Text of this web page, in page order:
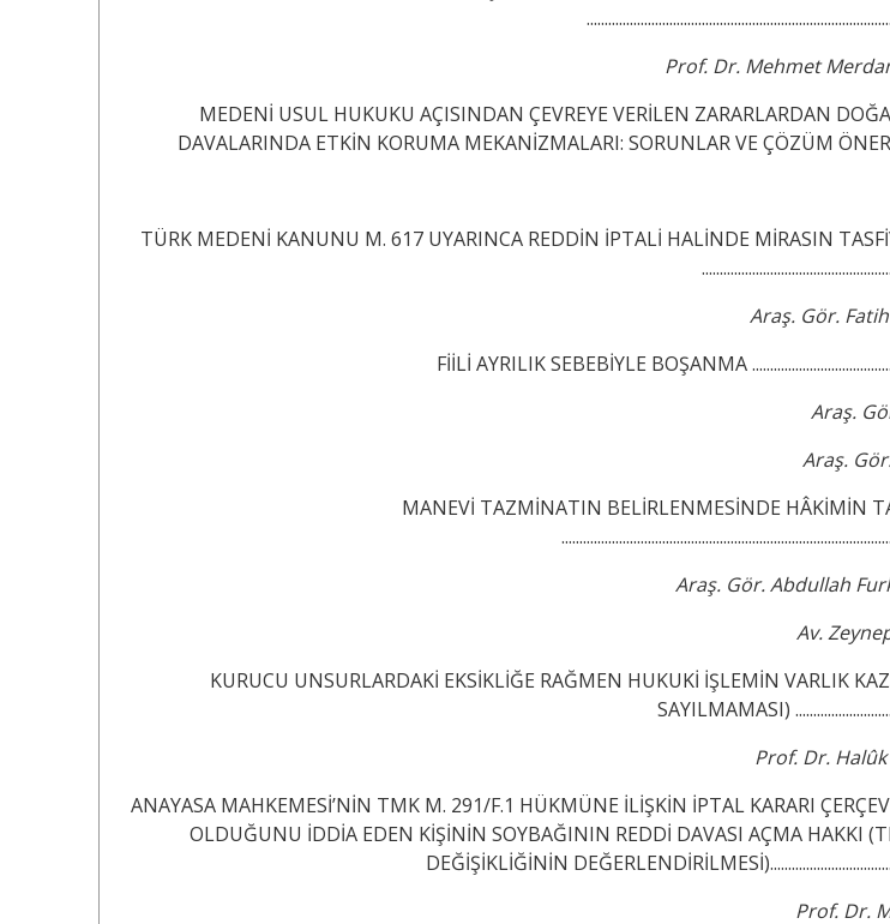
Prof. Dr. Mehmet
MEDENİ USUL HUKUKU AÇISINDAN ÇEVREYE VERİLEN ZARARLARDAN
DAVALARINDA ETKİN KORUMA MEKANİZMALARI: SORUNLAR VE ÇÖZÜM
TÜRK MEDENİ KANUNU M. 617 UYARINCA REDDİN İPTALİ HALİNDE MİRASIN
Araş. Gör. Fatih
FİİLİ AYRILIK SEBEBİYLE BOŞANMA
Araş.
Araş.
MANEVİ TAZMİNATIN BELİRLENMESİNDE HÂKİMİN
Araş. Gör. Abdullah
Av.
KURUCU UNSURLARDAKİ EKSİKLİĞE RAĞMEN HUKUKİ İŞLEMİN VARLIK
SAYILMAMASI)
Prof. Dr.
ANAYASA MAHKEMESİ’NİN TMK M. 291/F.1 HÜKMÜNE İLİŞKİN İPTAL KARARI
OLDUĞUNU İDDİA EDEN KİŞİNİN SOYBAĞININ REDDİ DAVASI AÇMA HAKKI
DEĞİŞİKLİĞİNİN
Prof. Dr.